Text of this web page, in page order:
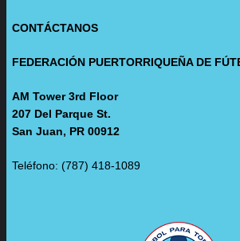
CONTÁCTANOS
FEDERACIÓN PUERTORRIQUEÑA DE
AM Tower 3rd Floor
207 Del Parque St.
San Juan, PR 00912
Teléfono: (787) 418-1089